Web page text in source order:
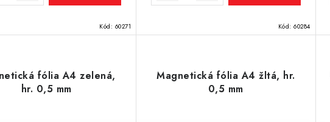
Kód: 60271 Kód: 60284
fólia A4 zelená,
hr. 0,5 mm
Magnetická fólia A4 žltá, hr.
0,5 mm